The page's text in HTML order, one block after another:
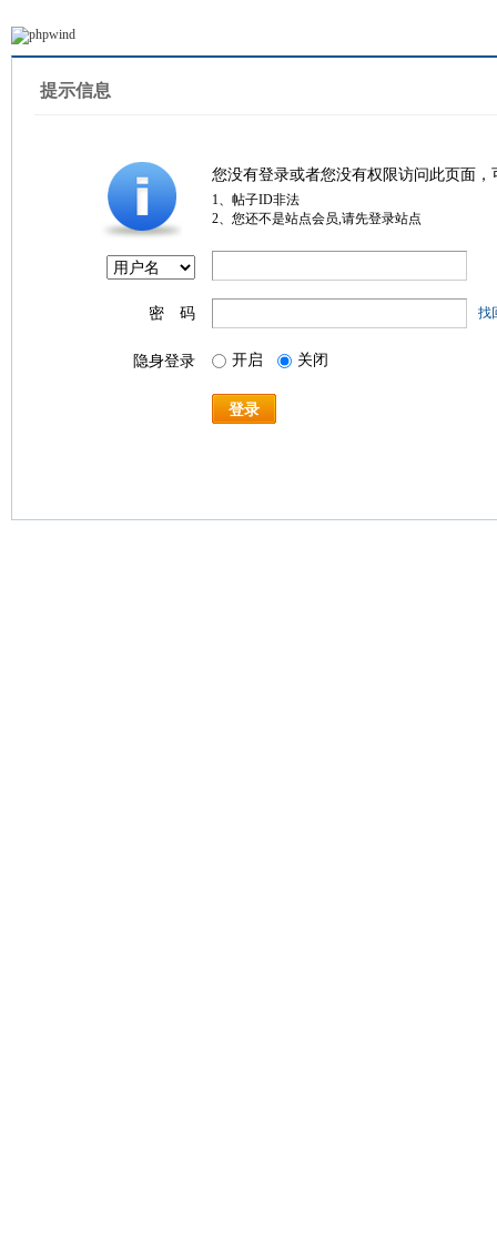
提示信息
您没有登录或者您没有权限访问此页面
1、帖子ID非法
2、您还不是站点会员,请先登录站点
密 码 找
隐身登录 开启 关闭
登录